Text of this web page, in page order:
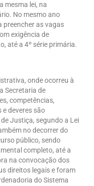
mesma lei, na
No mesmo ano
preencher as vagas
exigência de
até a 4º série primária.
onde ocorreu à
Secretaria de
competências,
deveres são
Justiça, segundo a Lei
no decorrer do
público, sendo
completo, até a
na convocação dos
direitos legais e foram
do Sistema